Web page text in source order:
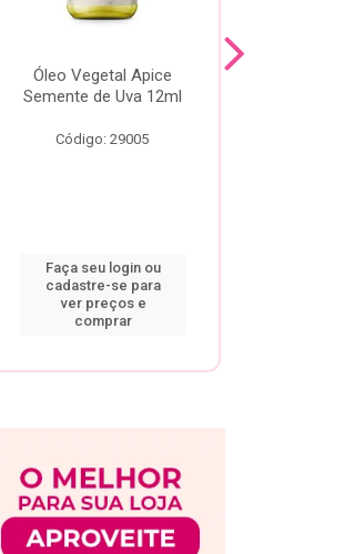
Óleo Vegetal Apice
Semente de Uva 12ml
Código: 29005
Faça seu login ou
cadastre-se para
ver preços e
comprar